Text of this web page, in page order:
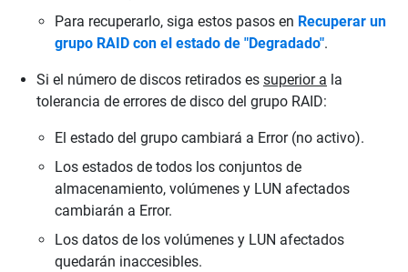
Para recuperarlo, siga estos pasos en Recuperar un
grupo RAID con el estado de "Degradado".
Si el número de discos retirados es superior a la
tolerancia de errores de disco del grupo RAID:
El estado del grupo cambiará a Error (no activo).
Los estados de todos los conjuntos de
almacenamiento, volúmenes y LUN afectados
cambiarán a Error.
Los datos de los volúmenes y LUN afectados
quedarán inaccesibles.